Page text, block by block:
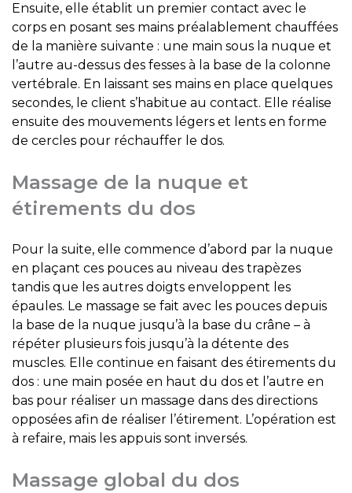
Ensuite, elle établit un premier contact avec le
corps en posant ses mains préalablement chauffées
de la manière suivante : une main sous la nuque et
l’autre au-dessus des fesses à la base de la colonne
vertébrale. En laissant ses mains en place quelques
secondes, le client s’habitue au contact. Elle réalise
ensuite des mouvements légers et lents en forme
de cercles pour réchauffer le dos.
Massage de la nuque et
étirements du dos
Pour la suite, elle commence d’abord par la nuque
en plaçant ces pouces au niveau des trapèzes
tandis que les autres doigts enveloppent les
épaules. Le massage se fait avec les pouces depuis
la base de la nuque jusqu’à la base du crâne – à
répéter plusieurs fois jusqu’à la détente des
muscles. Elle continue en faisant des étirements du
dos : une main posée en haut du dos et l’autre en
bas pour réaliser un massage dans des directions
opposées afin de réaliser l’étirement. L’opération est
à refaire, mais les appuis sont inversés.
Massage global du dos